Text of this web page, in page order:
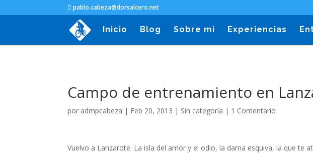
pablo.cabeza@dorsalcero.net
Inicio Blog Sobre mi Experiencias
Campo de entrenamiento en
por admpcabeza | Feb 20, 2013 | Sin categoría | 1 Comentario
Vuelvo a Lanzarote. La isla del amor y el odio, la dama esquiva, la que te